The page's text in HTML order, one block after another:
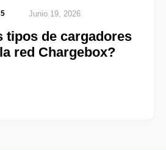
Junio 19, 2026
tipos de cargadores
red Chargebox?